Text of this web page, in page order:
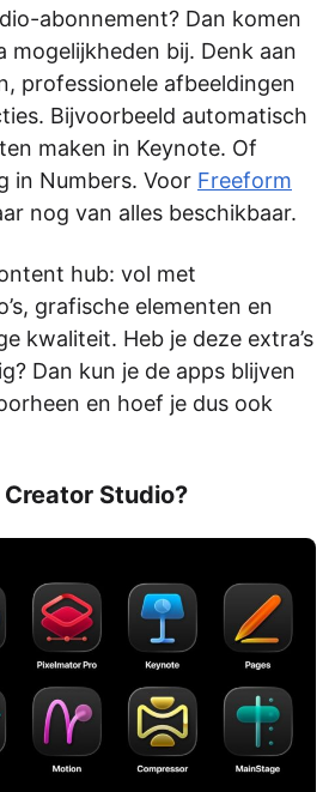
abonnement? Dan komen
mogelijkheden bij. Denk aan
professionele afbeeldingen
Bijvoorbeeld automatisch
maken in Keynote. Of
in Numbers. Voor Freeform
nog van alles beschikbaar.
hub: vol met
grafische elementen en
kwaliteit. Heb je deze extra’s
Dan kun je de apps blijven
en hoef je dus ook
Studio?